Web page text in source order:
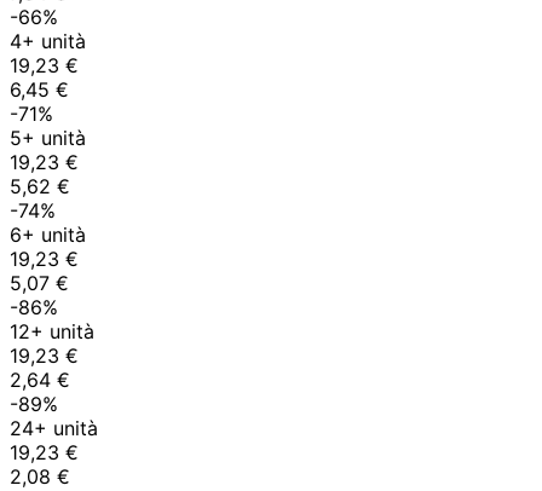
-66%
4+ unità
19,23 €
6,45 €
-71%
5+ unità
19,23 €
5,62 €
-74%
6+ unità
19,23 €
5,07 €
-86%
12+ unità
19,23 €
2,64 €
-89%
24+ unità
19,23 €
2,08 €